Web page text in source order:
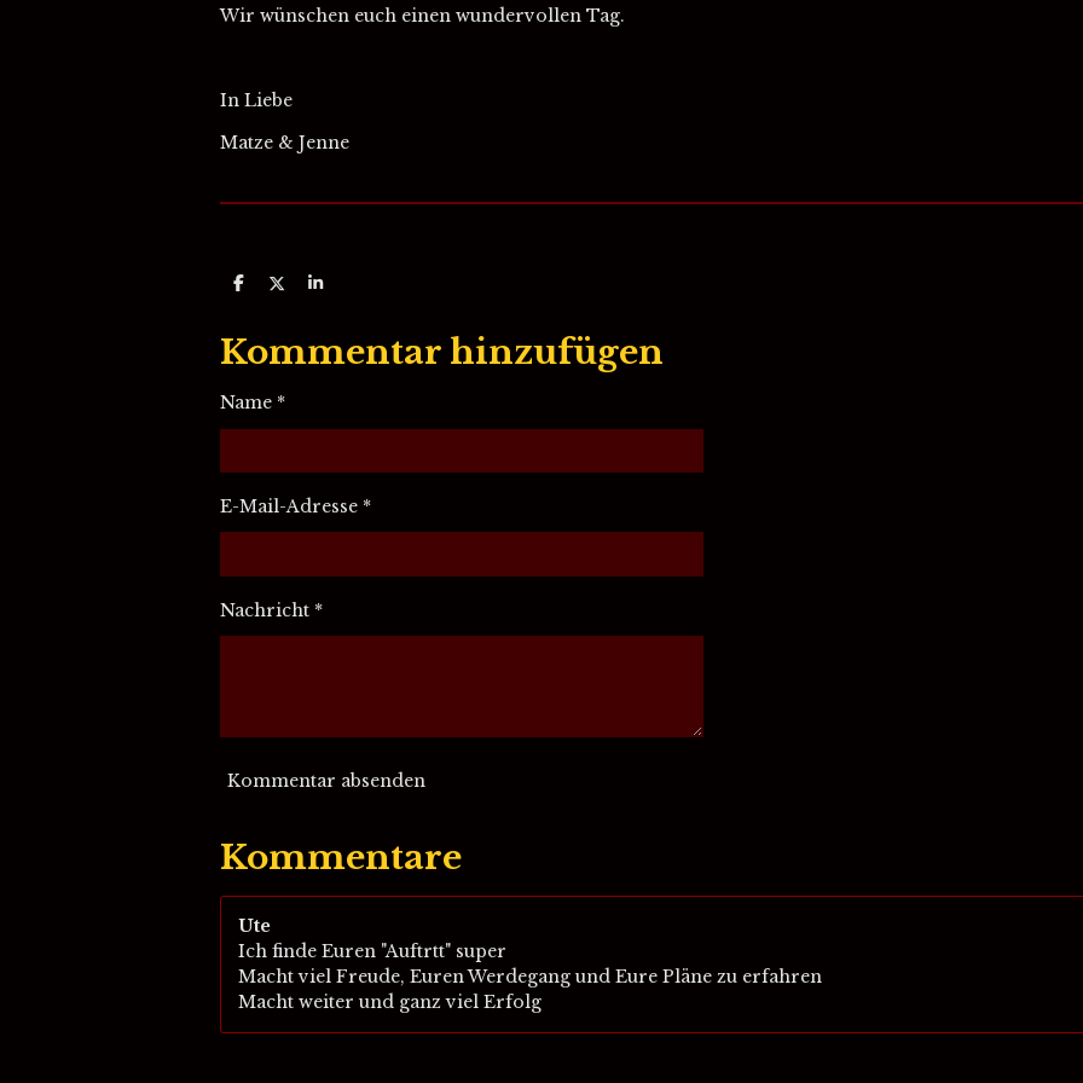
Wir wünschen euch einen wundervollen Tag.
In Liebe
Matze & Jenne
T
l
e
T
e
T
e
Kommentar hinzufügen
Name *
E-Mail-Adresse *
Nachricht *
Kommentar absenden
Kommentare
Ute
Ich finde Euren "Auftrtt" super
Macht viel Freude, Euren Werdegang und Eure Pläne zu erfahren
Macht weiter und ganz viel Erfolg